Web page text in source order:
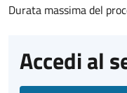
Durata massima del
Accedi al